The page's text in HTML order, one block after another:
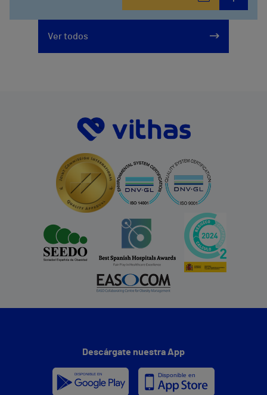
Ver todos
Descárgate nuestra App